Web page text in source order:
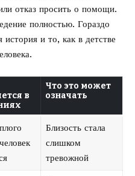
отказ просить о помощи.
полностью. Гораздо
и то, как в детстве
в
Что это может
означать
Близость стала
слишком
тревожной